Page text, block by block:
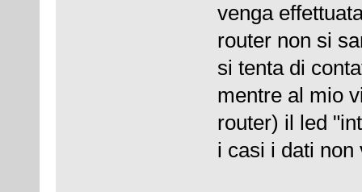
venga
router non si
si tenta di
mentre al mio
router) il led
i casi i dati non